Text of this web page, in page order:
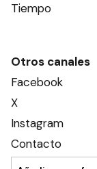
Tiempo
Otros canales
Facebook
X
Instagram
Contacto